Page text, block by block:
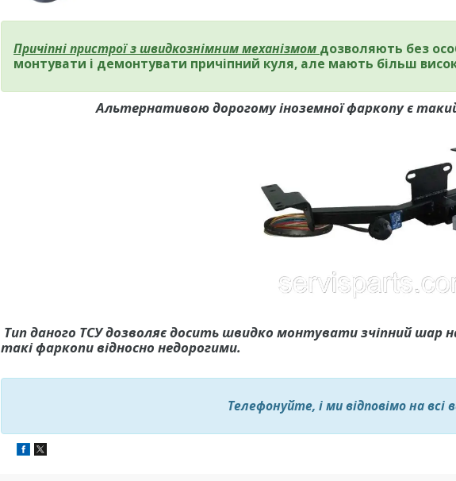
Причіпні пристрої з швидкознімним механізмом дозволяють без
монтувати і демонтувати причіпний куля, але мають більш
Альтернативою дорогому іноземної фаркопу є
Тип даного ТСУ дозволяє досить швидко монтувати зчіпний шар
такі фаркопи відносно недорогими.
Телефонуйте, і ми відповімо на всі